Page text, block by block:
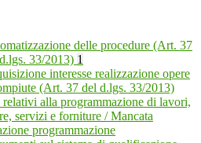
delle procedure (Art. 37
33/2013) 1
interesse realizzazione opere
(Art. 37 del d.lgs. 33/2013)
alla programmazione di lavori,
servizi e forniture / Mancata
programmazione